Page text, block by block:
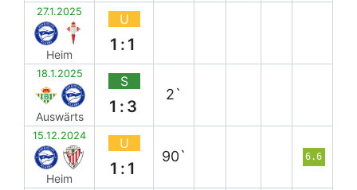
27.1.2025
Heim
U
1:1
18.1.2025
Auswärts
S
1:3
2`
15.12.2024
Heim
U
1:1
90` 6.6